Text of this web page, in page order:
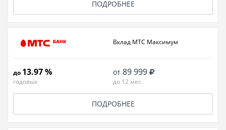
ПОДРОБНЕЕ
Вклад МТС Максимум
до 13.97 %
годовых
от 89 999
до 12 мес.
ПОДРОБНЕЕ